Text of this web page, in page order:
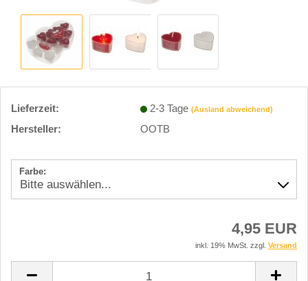
Lieferzeit: 2-3 Tage(Ausland abweichend)
Hersteller: OOTB
Farbe:
4,95 EUR
inkl. 19% MwSt. zzgl. Versand